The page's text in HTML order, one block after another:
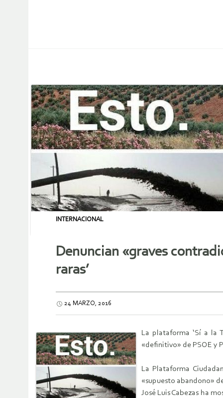
INTERNACIONAL
Denuncian «graves
raras’
24 MARZO, 2016
La plataforma ‘Sí a la
«definitivo» de PSOE y
La Plataforma
«supuesto abandono»
José Luis Cabezas ha